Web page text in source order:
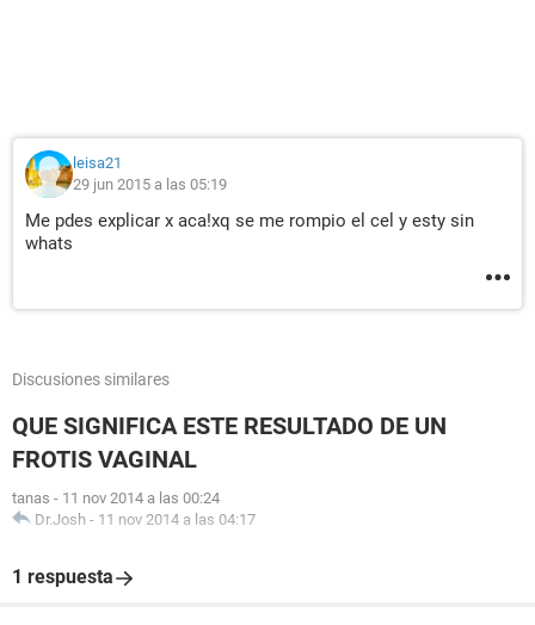
leisa21
29 jun 2015 a las 05:19
Me pdes explicar x aca!xq se me rompio el cel y esty sin
whats
Discusiones similares
QUE SIGNIFICA ESTE RESULTADO DE UN
FROTIS VAGINAL
tanas - 11 nov 2014 a las 00:24
Dr.Josh - 11 nov 2014 a las 04:17
1 respuesta